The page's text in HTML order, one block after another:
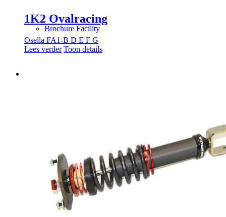
Brochure Facility
Anti Roll-Control (ARC)
Black Titan
1K2 Ovalracing
Osella FA1-B D E F G
Lees verder Toon details